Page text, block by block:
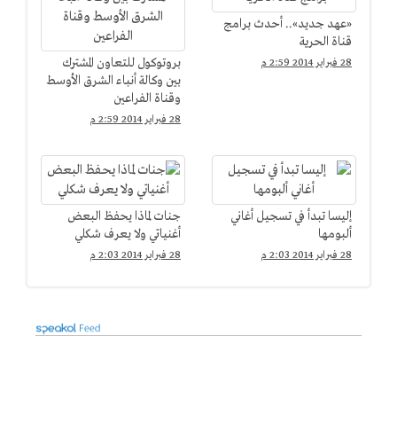
«عهد جديد».. أحدث برامج
قناة الحرية
28 فبراير 2014 2:59 م
بروتوكول للتعاون المشترك
بين وكالة أنباء الشرق الأوسط
وقناة الفراعين
28 فبراير 2014 2:59 م
إليسا تبدأ في تسجيل أغاني
ألبومها
28 فبراير 2014 2:03 م
جنات لماذا يحفظ البعض
أغنياتي ولا يعرف شكلي
28 فبراير 2014 2:03 م